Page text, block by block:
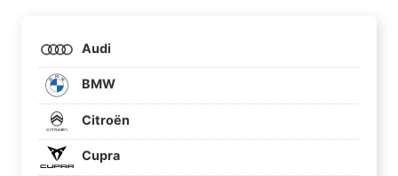
Audi
BMW
Citroën
Cupra